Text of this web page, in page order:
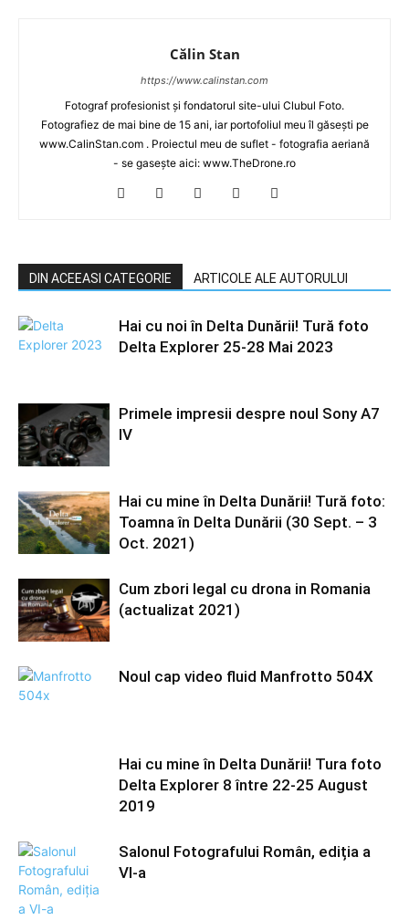
Călin Stan
https://www.calinstan.com
Fotograf profesionist și fondatorul site-ului Clubul Foto.
Fotografiez de mai bine de 15 ani, iar portofoliul meu îl găsești pe
www.CalinStan.com . Proiectul meu de suflet - fotografia aeriană
- se gasește aici: www.TheDrone.ro
DIN ACEEASI CATEGORIE ARTICOLE ALE AUTORULUI
Hai cu noi în Delta Dunării! Tură foto
Delta Explorer 25-28 Mai 2023
Primele impresii despre noul Sony A7
IV
Hai cu mine în Delta Dunării! Tură foto:
Toamna în Delta Dunării (30 Sept. – 3
Oct. 2021)
Cum zbori legal cu drona in Romania
(actualizat 2021)
Noul cap video fluid Manfrotto 504X
Hai cu mine în Delta Dunării! Tura foto
Delta Explorer 8 între 22-25 August
2019
Salonul Fotografului Român, ediția a
VI-a